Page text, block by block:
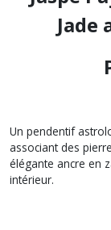
Jade
Un pendentif
associant des
élégante ancre en
intérieur.